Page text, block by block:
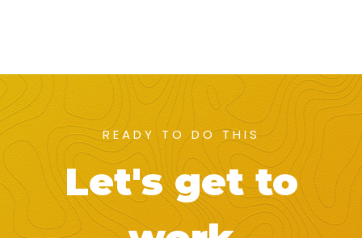
READY TO DO THIS
Let's get to